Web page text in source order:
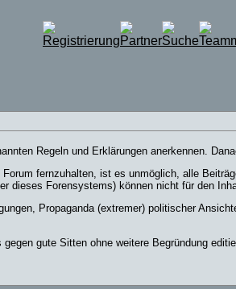
Regeln und Erklärungen anerkennen.
fernzuhalten, ist es unmöglich, alle
dieses Forensystems) können nicht für den
Propaganda (extremer) politischer
gute Sitten ohne weitere Begründung